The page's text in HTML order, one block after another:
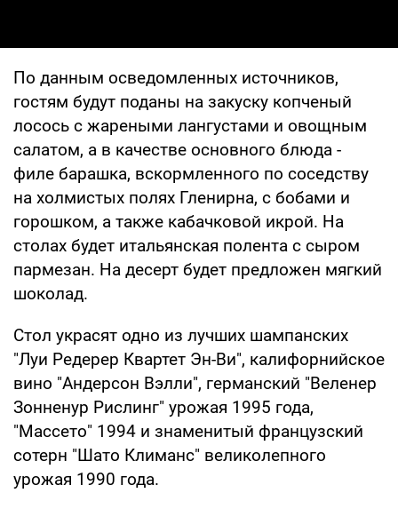
По данным осведомленных источников,
гостям будут поданы на закуску копченый
лосось с жареными лангустами и овощным
салатом, а в качестве основного блюда -
филе барашка, вскормленного по соседству
на холмистых полях Гленирна, с бобами и
горошком, а также кабачковой икрой. На
столах будет итальянская полента с сыром
пармезан. На десерт будет предложен мягкий
шоколад.
Стол украсят одно из лучших шампанских
"Луи Редерер Квартет Эн-Ви", калифорнийское
вино "Андерсон Вэлли", германский "Веленер
Зонненур Рислинг" урожая 1995 года,
"Массето" 1994 и знаменитый французский
сотерн "Шато Климанс" великолепного
урожая 1990 года.